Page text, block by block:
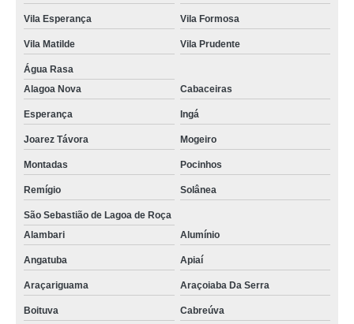
Vila Esperança Vila Formosa
Vila Matilde Vila Prudente
Água Rasa
Alagoa Nova
Cabaceiras
Esperança Ingá
Joarez Távora Mogeiro
Montadas Pocinhos
Remígio Solânea
São Sebastião de Lagoa de Roça
Alambari
Alumínio
Angatuba Apiaí
Araçariguama Araçoiaba Da Serra
Boituva Cabreúva